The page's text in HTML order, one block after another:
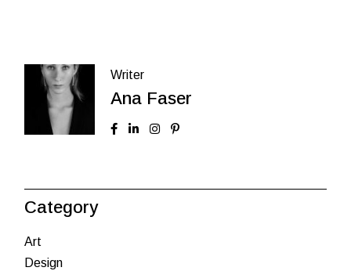
Writer
Ana Faser
Category
Art
Design